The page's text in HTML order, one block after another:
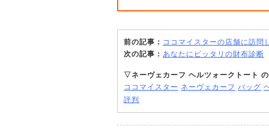
前の記事： ココマイスターの店舗に訪問
次の記事： あなたにピッタリの財布診断
▽ネーヴェカーフ ヘルツォークトート
ココマイスター ネーヴェカーフ バッグ
評判